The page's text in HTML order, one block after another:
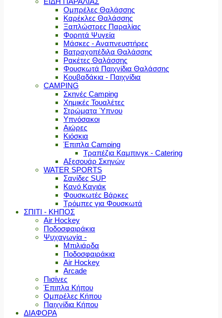
Ομπρέλες Θαλάσσης
Καρέκλες Θαλάσσης
Ξαπλώστρες Παραλίας
Φορητά Ψυγεία
Μάσκες - Αναπνευστήρες
Βατραχοπέδιλα Θαλάσσης
Ρακέτες Θαλάσσης
Φουσκωτά Παιχνίδια Θαλάσσης
Κουβαδάκια - Παιχνίδια
CAMPING
Σκηνές Camping
Χημικές Τουαλέτες
Στρώματα Ύπνου
Υπνόσακοι
Αιώρες
Κιόσκια
Έπιπλα Camping
Τραπέζια Καμπινγκ - Catering
Αξεσουάρ Σκηνών
WATER SPORTS
Σανίδες SUP
Κανό Καγιάκ
Φουσκωτές Βάρκες
Τρόμπες για Φουσκωτά
ΣΠΙΤΙ - ΚΗΠΟΣ
Air Hockey
Ποδοσφαιράκια
Ψυχαγωγία -
Μπιλιάρδα
Ποδοσφαιράκια
Air Hockey
Arcade
Πισίνες
Έπιπλα Κήπου
Ομπρέλες Κήπου
Παιχνίδια Κήπου
ΔΙΑΦΟΡΑ